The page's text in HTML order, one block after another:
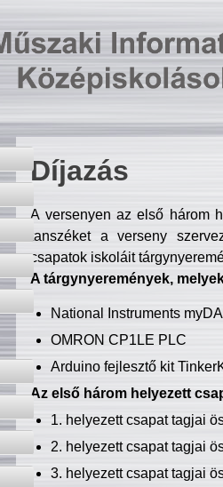
Díjazás
A versenyen az első három
tanszéket a verseny
csapatok iskoláit
A tárgynyeremények,
National Instruments
OMRON CP1LE PLC
Arduino fejlesztő kit
Az első három helyezett
1. helyezett csapat tagjai
2. helyezett csapat tagjai
3. helyezett csapat tagjai